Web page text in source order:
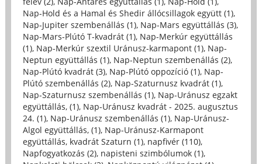
Nap-Hold és a Hamal és Shedir állócsillagok együtt (1),
Nap-Jupiter szembenállás (1), Nap-Mars együttállás (3),
Nap-Mars-Plútó T-kvadrát (1), Nap-Merkúr együttállás
(1), Nap-Merkúr szextil Uránusz-karmapont (1), Nap-
Neptun együttállás (1), Nap-Neptun szembenállás (2),
Nap-Plútó kvadrát (3), Nap-Plútó oppozíció (1), Nap-
Plútó szembenállás (2), Nap-Szaturnusz kvadrát (1),
Nap-Szaturnusz szembenállás (1), Nap-Uránusz egzakt
együttállás, (1), Nap-Uránusz kvadrát - 2025. augusztus
24. (1), Nap-Uránusz szembenállás (1), Nap-Uránusz-
Algol együttállás, (1), Nap-Uránusz-Karmapont
együttállás, kvadrát Szaturn (1), napfivér (110),
Napfogyatkozás (2), napisteni szimbólumok (1),